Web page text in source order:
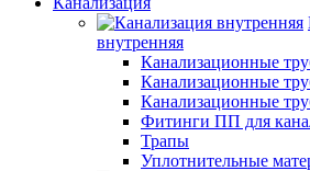
внутренняя
Канализационные
Канализационные
Канализационные
Фитинги ПП для
Трапы
Уплотнительные